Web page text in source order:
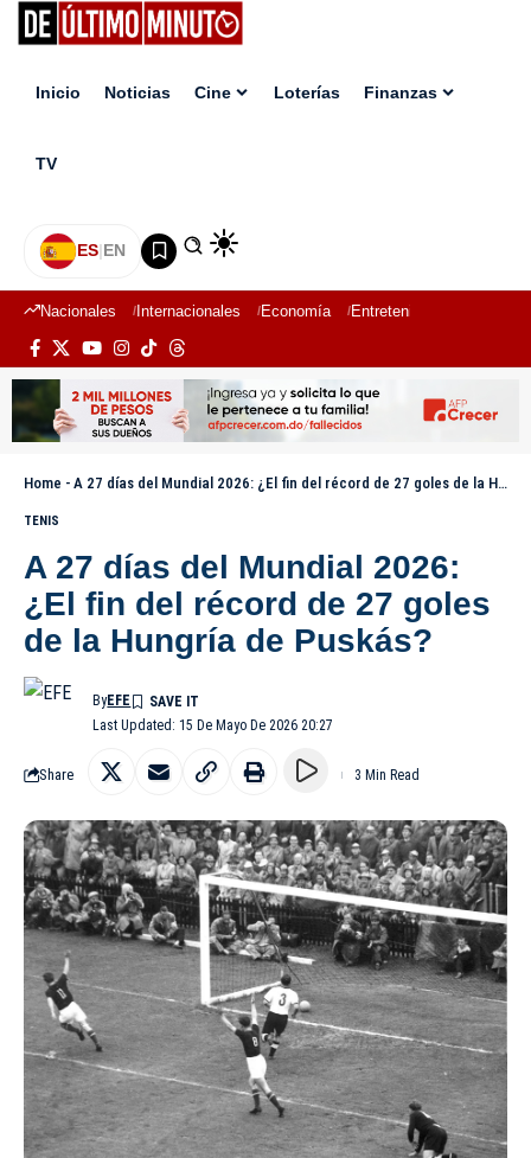
Inicio Noticias Cine Loterías Finanzas
TV
ES|EN
Nacionales Internacionales Economía Entretenimiento
Home - A 27 días del Mundial 2026: ¿El fin del récord de 27 goles de la Hungría de Puskás?
TENIS
A 27 días del Mundial 2026:
¿El fin del récord de 27 goles
de la Hungría de Puskás?
Last Updated: 15 De Mayo De 2026 20:27
ByEFE
Share 3 Min Read